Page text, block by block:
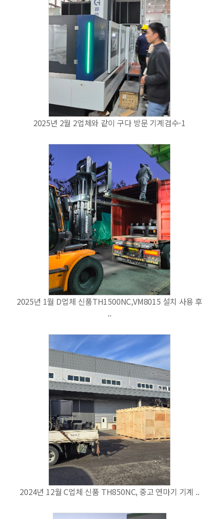
2025년 2월 2업체와 같이 구다 방문 기계검수-1
2025년 1월 D업체 신품TH1500NC,VM8015 설치 사용 후
..
2024년 12월 C업체 신품 TH850NC, 중고 연마기 기계 ..